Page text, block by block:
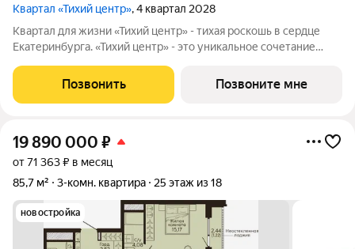
Квартал «Тихий центр», 4 квартал 2028
Квартал для жизни «Тихий центр» - тихая роскошь в сердце
Екатеринбурга. «Тихий центр» - это уникальное сочетание
инфраструктуры. Соседство с главными
достопримечательностями, лучшими ресторанами и
Позвонить Позвоните мне
19 890 000 ₽
от 71 363 ₽ в месяц
85,7 м²
3-комн. квартира 25 этаж из 18
новостройка